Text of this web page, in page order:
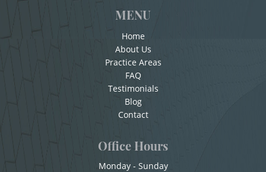
Child Pornography
Forcible Sexual Penetration
Indecent Exposure
Lewd Acts with a Minor
Loitering To Commit Prostitution
Corporal Injury on a Spouse
Copulación Oral Forzada
Cuarta Ofensa De DUI
MENU
Home
About Us
Practice Areas
FAQ
Testimonials
Blog
Contact
Office Hours
Monday - Sunday